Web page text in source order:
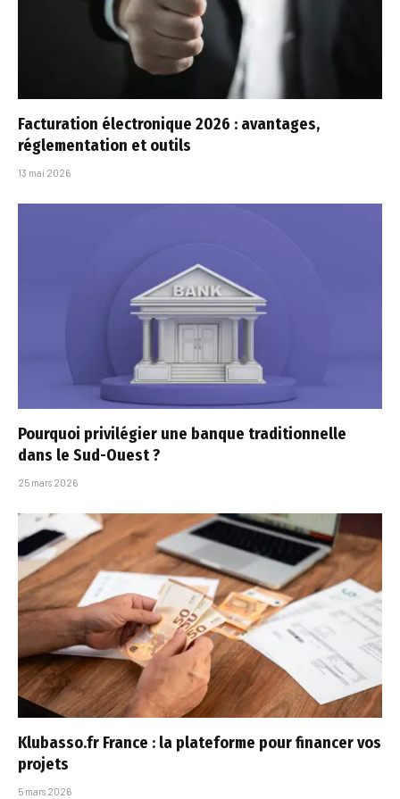
Facturation électronique 2026 : avantages,
réglementation et outils
13 mai 2026
Pourquoi privilégier une banque traditionnelle
dans le Sud-Ouest ?
25 mars 2026
Klubasso.fr France : la plateforme pour financer vos
projets
5 mars 2026